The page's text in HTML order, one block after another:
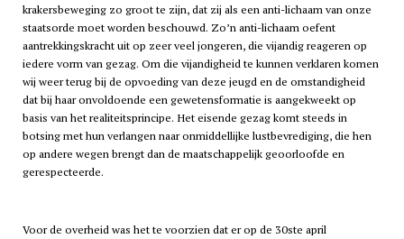
krakersbeweging zo groot te zijn, dat zij als een anti-lichaam van onze
staatsorde moet worden beschouwd. Zo’n anti-lichaam oefent
aantrekkingskracht uit op zeer veel jongeren, die vijandig reageren op
iedere vorm van gezag. Om die vijandigheid te kunnen verklaren komen
wij weer terug bij de opvoeding van deze jeugd en de omstandigheid
dat bij haar onvoldoende een gewetensformatie is aangekweekt op
basis van het realiteitsprincipe. Het eisende gezag komt steeds in
botsing met hun verlangen naar onmiddellijke lustbevrediging, die hen
op andere wegen brengt dan de maatschappelijk geoorloofde en
gerespecteerde.
Voor de overheid was het te voorzien dat er op de 30ste april